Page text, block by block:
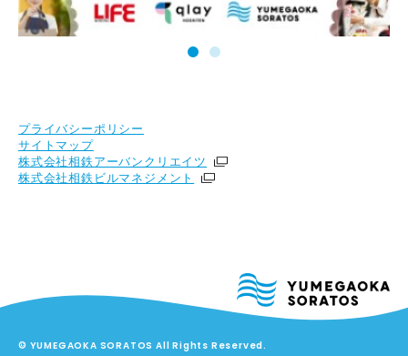
プライバシーポリシー
サイトマップ
株式会社相鉄アーバンクリエイツ
株式会社相鉄ビルマネジメント
© YUMEGAOKA SORATOS All Rights Reserved.